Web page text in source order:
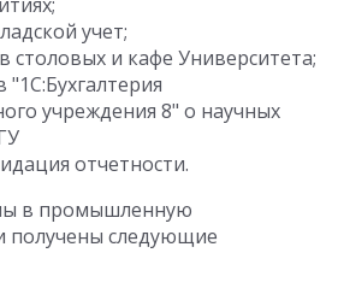
учет;
столовых и кафе Университета;
учреждения 8" о научных
отчетности.
в промышленную
получены следующие